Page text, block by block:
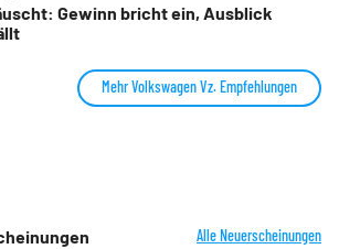
Gewinn bricht ein, Ausblick
Mehr Volkswagen Vz. Empfehlungen
Alle Neuerscheinungen